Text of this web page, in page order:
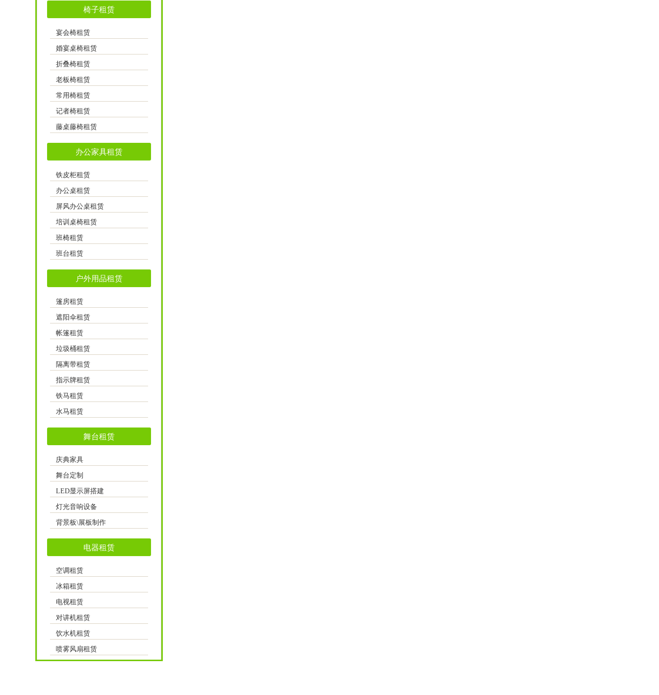
椅子租赁
宴会椅租赁
婚宴桌椅租赁
折叠椅租赁
老板椅租赁
常用椅租赁
记者椅租赁
藤桌藤椅租赁
办公家具租赁
铁皮柜租赁
办公桌租赁
屏风办公桌租赁
培训桌椅租赁
班椅租赁
班台租赁
户外用品租赁
篷房租赁
遮阳伞租赁
帐篷租赁
垃圾桶租赁
隔离带租赁
指示牌租赁
铁马租赁
水马租赁
舞台租赁
庆典家具
舞台定制
LED显示屏搭建
灯光音响设备
背景板\展板制作
电器租赁
空调租赁
冰箱租赁
电视租赁
对讲机租赁
饮水机租赁
喷雾风扇租赁